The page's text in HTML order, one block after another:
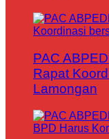
PAC
Rapat
Lamongan